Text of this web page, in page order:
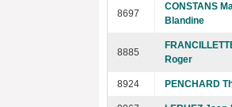
8697
CONSTANS
Blandine
8885
Roger
8924 PENCHARD